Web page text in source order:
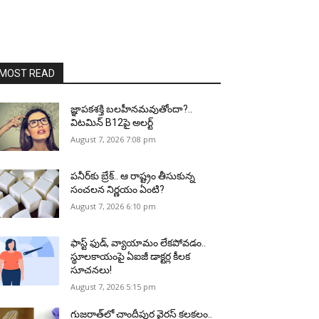
READ
జ్ఞాపకశక్తి బలహీనమవుతోందా?..
విటమిన్ B12పై అలర్ట్
August 7, 2026 7:08 pm
పనీర్‌కు బ్రేక్.. ఆ రాష్ట్రం తీసుకున్న
సంచలన నిర్ణయం ఏంటి?
August 7, 2026 6:10 pm
ఫాస్ట్ ఫుడ్, వ్యాయామం లేకపోవడం..
స్థూలకాయంపై ఏఐజీ డాక్టర్ల కీలక
సూచనలు!
August 7, 2026 5:15 pm
గుజరాత్‌లో చాందీపుర వైరస్ కలకలం..